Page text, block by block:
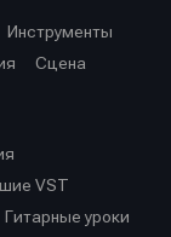
Инструменты
Сцена
VST
Гитарные уроки